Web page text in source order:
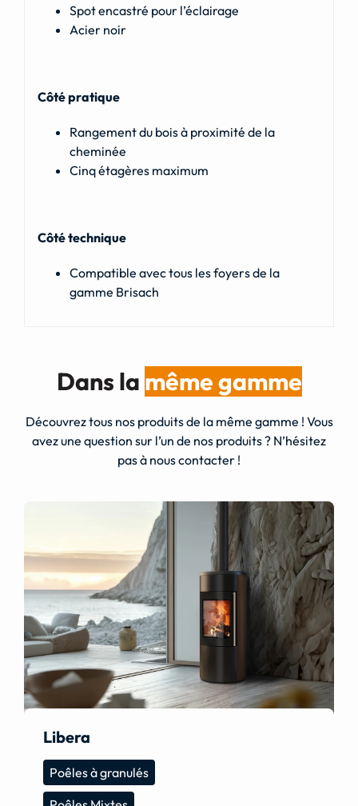
Spot encastré pour l’éclairage
Acier noir
Côté pratique
Rangement du bois à proximité de la
cheminée
Cinq étagères maximum
Côté technique
Compatible avec tous les foyers de la
gamme Brisach
Dans la même gamme
Découvrez tous nos produits de la même gamme ! Vous
avez une question sur l’un de nos produits ? N’hésitez
pas à nous contacter !
Libera
Poêles à granulés